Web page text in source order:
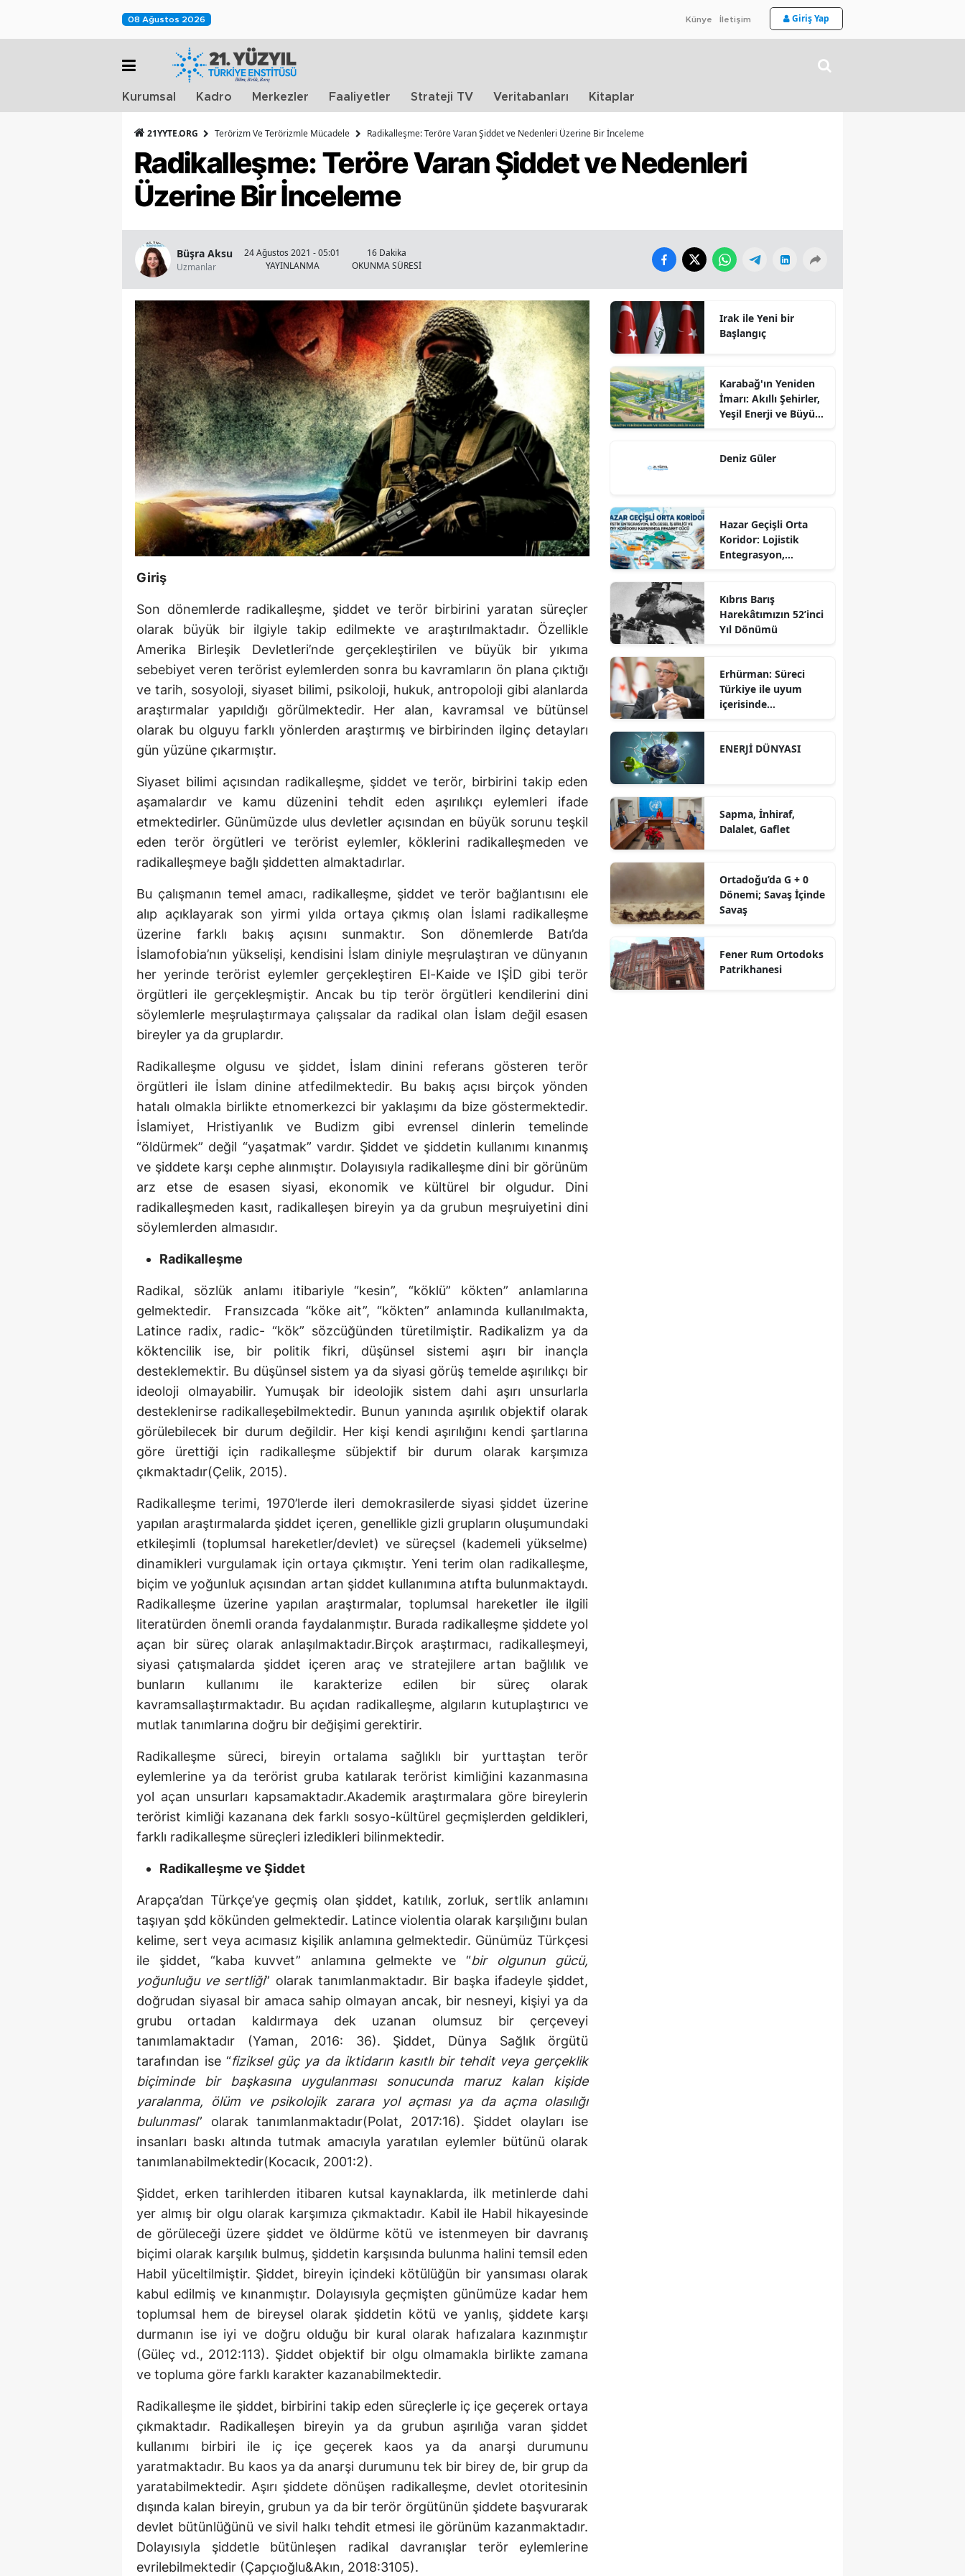
08 Ağustos 2026 Künye İletişim Giriş Yap
Kurumsal Kadro Merkezler Faaliyetler Strateji TV Veritabanları Kitaplar
21YYTE.ORG Terörizm Ve Terörizmle Mücadele Radikalleşme: Teröre Varan Şiddet ve Nedenleri Üzerine Bir İnceleme
Radikalleşme: Teröre Varan Şiddet ve Nedenleri
Üzerine Bir İnceleme
Büşra Aksu
Uzmanlar
24 Ağustos 2021 - 05:01
YAYINLANMA
16 Dakika
OKUNMA SÜRESİ
Giriş
Son dönemlerde radikalleşme, şiddet ve terör birbirini yaratan süreçler
olarak büyük bir ilgiyle takip edilmekte ve araştırılmaktadır. Özellikle
Amerika Birleşik Devletleri’nde gerçekleştirilen ve büyük bir yıkıma
sebebiyet veren terörist eylemlerden sonra bu kavramların ön plana çıktığı
ve tarih, sosyoloji, siyaset bilimi, psikoloji, hukuk, antropoloji gibi alanlarda
araştırmalar yapıldığı görülmektedir. Her alan, kavramsal ve bütünsel
olarak bu olguyu farklı yönlerden araştırmış ve birbirinden ilginç detayları
gün yüzüne çıkarmıştır.
Siyaset bilimi açısından radikalleşme, şiddet ve terör, birbirini takip eden
aşamalardır ve kamu düzenini tehdit eden aşırılıkçı eylemleri ifade
etmektedirler. Günümüzde ulus devletler açısından en büyük sorunu teşkil
eden terör örgütleri ve terörist eylemler, köklerini radikalleşmeden ve
radikalleşmeye bağlı şiddetten almaktadırlar.
Bu çalışmanın temel amacı, radikalleşme, şiddet ve terör bağlantısını ele
alıp açıklayarak son yirmi yılda ortaya çıkmış olan İslami radikalleşme
üzerine farklı bakış açısını sunmaktır. Son dönemlerde Batı’da
İslamofobia’nın yükselişi, kendisini İslam diniyle meşrulaştıran ve dünyanın
her yerinde terörist eylemler gerçekleştiren El-Kaide ve IŞİD gibi terör
örgütleri ile gerçekleşmiştir. Ancak bu tip terör örgütleri kendilerini dini
söylemlerle meşrulaştırmaya çalışsalar da radikal olan İslam değil esasen
bireyler ya da gruplardır.
Radikalleşme olgusu ve şiddet, İslam dinini referans gösteren terör
örgütleri ile İslam dinine atfedilmektedir. Bu bakış açısı birçok yönden
hatalı olmakla birlikte etnomerkezci bir yaklaşımı da bize göstermektedir.
İslamiyet, Hristiyanlık ve Budizm gibi evrensel dinlerin temelinde
“öldürmek” değil “yaşatmak” vardır. Şiddet ve şiddetin kullanımı kınanmış
ve şiddete karşı cephe alınmıştır. Dolayısıyla radikalleşme dini bir görünüm
arz etse de esasen siyasi, ekonomik ve kültürel bir olgudur. Dini
radikalleşmeden kasıt, radikalleşen bireyin ya da grubun meşruiyetini dini
söylemlerden almasıdır.
Radikalleşme
Radikal, sözlük anlamı itibariyle “kesin”, “köklü” kökten” anlamlarına
gelmektedir. Fransızcada “köke ait”, “kökten” anlamında kullanılmakta,
Latince radix, radic- “kök” sözcüğünden türetilmiştir. Radikalizm ya da
köktencilik ise, bir politik fikri, düşünsel sistemi aşırı bir inançla
desteklemektir. Bu düşünsel sistem ya da siyasi görüş temelde aşırılıkçı bir
ideoloji olmayabilir. Yumuşak bir ideolojik sistem dahi aşırı unsurlarla
desteklenirse radikalleşebilmektedir. Bunun yanında aşırılık objektif olarak
görülebilecek bir durum değildir. Her kişi kendi aşırılığını kendi şartlarına
göre ürettiği için radikalleşme sübjektif bir durum olarak karşımıza
çıkmaktadır(Çelik, 2015).
Radikalleşme terimi, 1970’lerde ileri demokrasilerde siyasi şiddet üzerine
yapılan araştırmalarda şiddet içeren, genellikle gizli grupların oluşumundaki
etkileşimli (toplumsal hareketler/devlet) ve süreçsel (kademeli yükselme)
dinamikleri vurgulamak için ortaya çıkmıştır. Yeni terim olan radikalleşme,
biçim ve yoğunluk açısından artan şiddet kullanımına atıfta bulunmaktaydı.
Radikalleşme üzerine yapılan araştırmalar, toplumsal hareketler ile ilgili
literatürden önemli oranda faydalanmıştır. Burada radikalleşme şiddete yol
açan bir süreç olarak anlaşılmaktadır.Birçok araştırmacı, radikalleşmeyi,
siyasi çatışmalarda şiddet içeren araç ve stratejilere artan bağlılık ve
bunların kullanımı ile karakterize edilen bir süreç olarak
kavramsallaştırmaktadır. Bu açıdan radikalleşme, algıların kutuplaştırıcı ve
mutlak tanımlarına doğru bir değişimi gerektirir.
Radikalleşme süreci, bireyin ortalama sağlıklı bir yurttaştan terör
eylemlerine ya da terörist gruba katılarak terörist kimliğini kazanmasına
yol açan unsurları kapsamaktadır.Akademik araştırmalara göre bireylerin
terörist kimliği kazanana dek farklı sosyo-kültürel geçmişlerden geldikleri,
farklı radikalleşme süreçleri izledikleri bilinmektedir.
Radikalleşme ve Şiddet
Arapça’dan Türkçe’ye geçmiş olan şiddet, katılık, zorluk, sertlik anlamını
taşıyan şdd kökünden gelmektedir. Latince violentia olarak karşılığını bulan
kelime, sert veya acımasız kişilik anlamına gelmektedir. Günümüz Türkçesi
ile şiddet, “kaba kuvvet” anlamına gelmekte ve “bir olgunun gücü,
yoğunluğu ve sertliği” olarak tanımlanmaktadır. Bir başka ifadeyle şiddet,
doğrudan siyasal bir amaca sahip olmayan ancak, bir nesneyi, kişiyi ya da
grubu ortadan kaldırmaya dek uzanan olumsuz bir çerçeveyi
tanımlamaktadır (Yaman, 2016: 36). Şiddet, Dünya Sağlık örgütü
tarafından ise “fiziksel güç ya da iktidarın kasıtlı bir tehdit veya gerçeklik
biçiminde bir başkasına uygulanması sonucunda maruz kalan kişide
yaralanma, ölüm ve psikolojik zarara yol açması ya da açma olasılığı
bulunması” olarak tanımlanmaktadır(Polat, 2017:16). Şiddet olayları ise
insanları baskı altında tutmak amacıyla yaratılan eylemler bütünü olarak
tanımlanabilmektedir(Kocacık, 2001:2).
Şiddet, erken tarihlerden itibaren kutsal kaynaklarda, ilk metinlerde dahi
yer almış bir olgu olarak karşımıza çıkmaktadır. Kabil ile Habil hikayesinde
de görüleceği üzere şiddet ve öldürme kötü ve istenmeyen bir davranış
biçimi olarak karşılık bulmuş, şiddetin karşısında bulunma halini temsil eden
Habil yüceltilmiştir. Şiddet, bireyin içindeki kötülüğün bir yansıması olarak
kabul edilmiş ve kınanmıştır. Dolayısıyla geçmişten günümüze kadar hem
toplumsal hem de bireysel olarak şiddetin kötü ve yanlış, şiddete karşı
durmanın ise iyi ve doğru olduğu bir kural olarak hafızalara kazınmıştır
(Güleç vd., 2012:113). Şiddet objektif bir olgu olmamakla birlikte zamana
ve topluma göre farklı karakter kazanabilmektedir.
Radikalleşme ile şiddet, birbirini takip eden süreçlerle iç içe geçerek ortaya
çıkmaktadır. Radikalleşen bireyin ya da grubun aşırılığa varan şiddet
kullanımı birbiri ile iç içe geçerek kaos ya da anarşi durumunu
yaratmaktadır. Bu kaos ya da anarşi durumunu tek bir birey de, bir grup da
yaratabilmektedir. Aşırı şiddete dönüşen radikalleşme, devlet otoritesinin
dışında kalan bireyin, grubun ya da bir terör örgütünün şiddete başvurarak
devlet bütünlüğünü ve sivil halkı tehdit etmesi ile görünüm kazanmaktadır.
Dolayısıyla şiddetle bütünleşen radikal davranışlar terör eylemlerine
evrilebilmektedir (Çapçıoğlu&Akın, 2018:3105).
Irak ile Yeni bir
Başlangıç
Karabağ'ın Yeniden
İmarı: Akıllı Şehirler,
Yeşil Enerji ve Büyük
Sürdürülebilir
Deniz Güler
Hazar Geçişli Orta
Koridor: Lojistik
Entegrasyon,
Karşısında Rekabet
Gücü
Kıbrıs Barış
Harekâtımızın 52’inci
Yıl Dönümü
Erhürman: Süreci
Türkiye ile uyum
içerisinde
ENERJİ DÜNYASI
Sapma, İnhiraf,
Dalalet, Gaflet
Ortadoğu’da G + 0
Dönemi; Savaş İçinde
Savaş
Fener Rum Ortodoks
Patrikhanesi